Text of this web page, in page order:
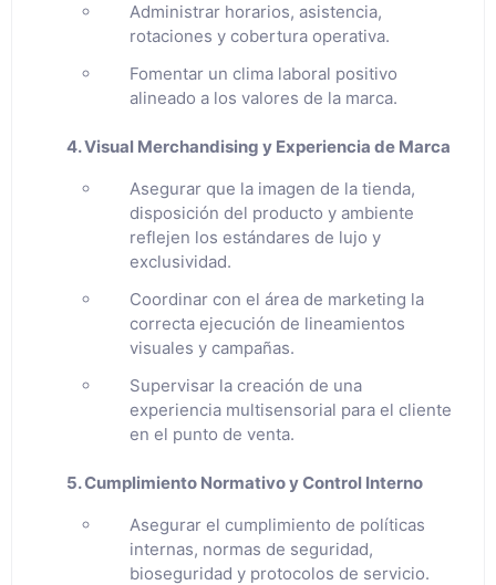
Administrar horarios, asistencia,
rotaciones y cobertura operativa.
Fomentar un clima laboral positivo
alineado a los valores de la marca.
4. Visual Merchandising y Experiencia de Marca
Asegurar que la imagen de la tienda,
disposición del producto y ambiente
reflejen los estándares de lujo y
exclusividad.
Coordinar con el área de marketing la
correcta ejecución de lineamientos
visuales y campañas.
Supervisar la creación de una
experiencia multisensorial para el cliente
en el punto de venta.
5. Cumplimiento Normativo y Control Interno
Asegurar el cumplimiento de políticas
internas, normas de seguridad,
bioseguridad y protocolos de servicio.